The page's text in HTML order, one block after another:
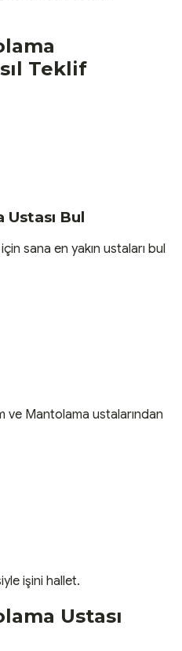
Teklif
Ustası Bul
sana en yakın ustaları bul
ve Mantolama ustalarından
işini hallet.
Ustası